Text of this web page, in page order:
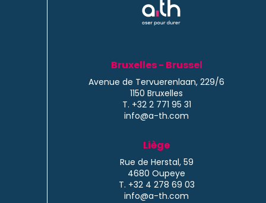
Bruxelles - Brussel
Avenue de Tervuerenlaan, 229/6
1150 Bruxelles
T. +32 2 771 95 31
info@a-th.com
Liège
Rue de Herstal, 59
4680 Oupeye
T. +32 4 278 69 03
info@a-th.com